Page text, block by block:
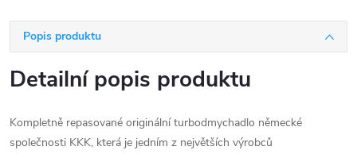
Popis produktu
Detailní popis produktu
Kompletně repasované originální turbodmychadlo německé
společnosti KKK, která je jedním z největších výrobců